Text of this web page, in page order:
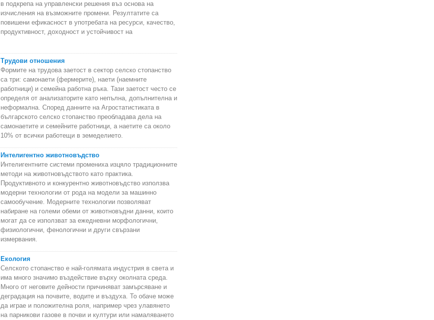
в подкрепа на управленски решения въз основа на
изчисления на възможните промени. Резултатите са
повишени ефикасност в употребата на ресурси, качество,
продуктивност, доходност и устойчивост на
Трудови отношения
Формите на трудова заетост в сектор селско стопанство
са три: самонаети (фермерите), наети (наемните
работници) и семейна работна ръка. Тази заетост често се
определя от анализаторите като непълна, допълнителна и
неформална. Според данните на Агростатистиката в
българското селско стопанство преобладава дела на
самонаетите и семейните работници, а наетите са около
10% от всички работещи в земеделието.
Интелигентно животновъдство
Интелигентните системи промениха изцяло традиционните
методи на животновъдството като практика.
Продуктивното и конкурентно животновъдство използва
модерни технологии от рода на модели за машинно
самообучение. Модерните технологии позволяват
набиране на големи обеми от животновъдни данни, които
могат да се използват за ежедневни морфологични,
физиологични, фенологични и други свързани
измервания.
Екология
Селското стопанство е най-голямата индустрия в света и
има много значимо въздействие върху околната среда.
Много от неговите дейности причиняват замърсяване и
деградация на почвите, водите и въздуха. То обаче може
да играе и положителна роля, например чрез улавянето
на парникови газове в почви и култури или намаляването